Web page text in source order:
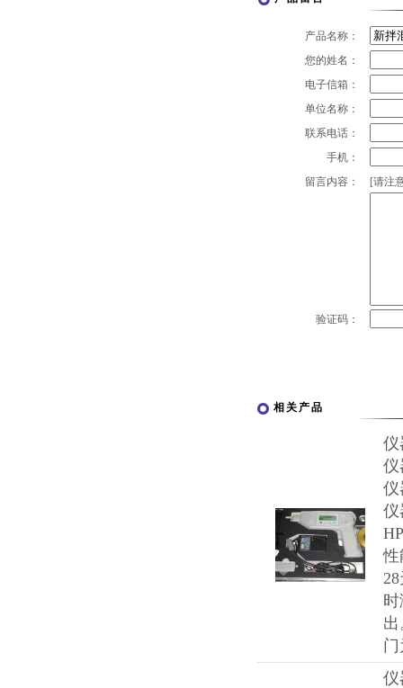
产品名称：
您的姓名：
电子信箱：
单位名称：
联系电话：
手机：
留言内容：
[请注
验证码：
相关产品
仪
仪
仪
仪
性
仪